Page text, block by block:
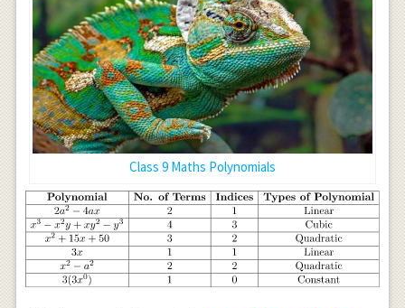
Class 9 Maths Polynomials